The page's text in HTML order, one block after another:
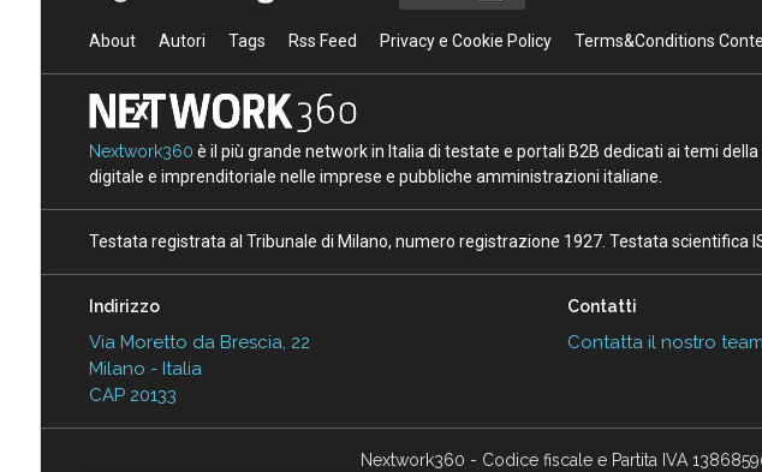
About Autori Tags Rss Feed Privacy e Cookie Policy Terms&Conditions
Nextwork360 è il più grande network in Italia di testate e portali B2B dedicati ai temi
digitale e imprenditoriale nelle imprese e pubbliche amministrazioni italiane.
Testata registrata al Tribunale di Milano, numero registrazione 1927. Testata scientifica
Indirizzo
Via Moretto da Brescia, 22
Milano - Italia
CAP 20133
Contatti
Contatta il nostro
Nextwork360 - Codice fiscale e Partita IVA